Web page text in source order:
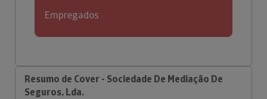
Empregados
Resumo de Cover - Sociedade De Mediação De
Seguros, Lda.